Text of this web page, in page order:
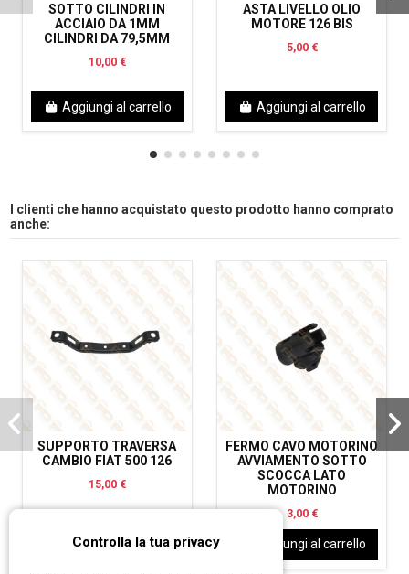
SOTTO CILINDRI IN
ACCIAIO DA 1MM
CILINDRI DA 79,5MM
10,00 €
Aggiungi al carrello
ASTA LIVELLO OLIO
MOTORE 126 BIS
5,00 €
Aggiungi al carrello
I clienti che hanno acquistato questo prodotto hanno comprato
anche:
SUPPORTO TRAVERSA
CAMBIO FIAT 500 126
15,00 €
Aggiungi al carrello
FERMO CAVO MOTORINO
AVVIAMENTO SOTTO
SCOCCA LATO
MOTORINO
3,00 €
Aggiungi al carrello
Controlla la tua privacy